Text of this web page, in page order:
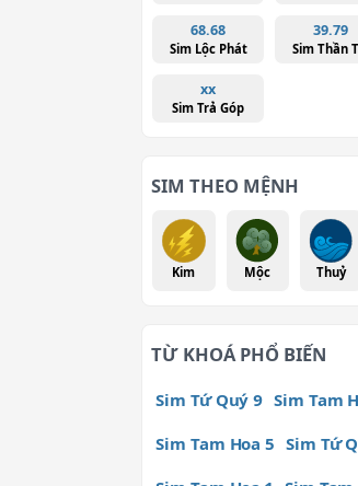
68.68
Sim Lộc Phát
39.79
Sim Thần
xx
Sim Trả Góp
SIM THEO MỆNH
Kim Mộc Thuỷ
TỪ KHOÁ PHỔ BIẾN
Sim Tứ Quý 9 Sim Tam
Sim Tam Hoa 5 Sim Tứ